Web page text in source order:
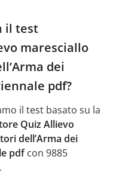
il test
maresciallo
dei
pdf?
il test basato su la
Quiz Allievo
dell’Arma dei
pdfcon 9885